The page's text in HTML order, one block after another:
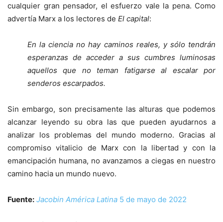
cualquier gran pensador, el esfuerzo vale la pena. Como
advertía Marx a los lectores de El capital:
En la ciencia no hay caminos reales, y sólo tendrán
esperanzas de acceder a sus cumbres luminosas
aquellos que no teman fatigarse al escalar por
senderos escarpados.
Sin embargo, son precisamente las alturas que podemos
alcanzar leyendo su obra las que pueden ayudarnos a
analizar los problemas del mundo moderno. Gracias al
compromiso vitalicio de Marx con la libertad y con la
emancipación humana, no avanzamos a ciegas en nuestro
camino hacia un mundo nuevo.
Fuente: Jacobin América Latina 5 de mayo de 2022